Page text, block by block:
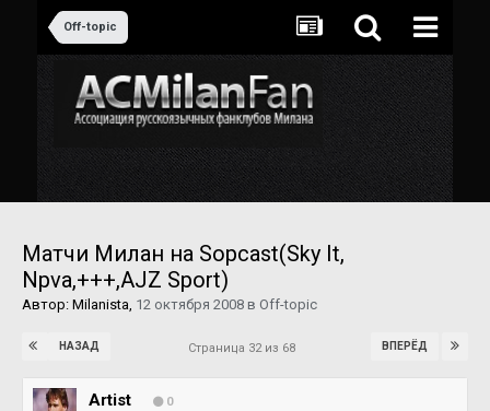
Off-topic
Матчи Милан на Sopcast(Sky It,
Npva,+++,AJZ Sport)
Автор: Milanista, 12 октября 2008 в Off-topic
НАЗАД ВПЕРЁД
Страница 32 из 68
Artist 0